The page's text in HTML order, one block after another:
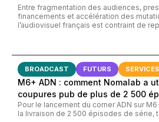
Entre fragmentation des audiences,
financements et accélération des
l’audiovisuel français est contraint de
BROADCAST FUTURS SERVICES
M6+ ADN : comment Nomalab a
coupures pub de plus de 2 500
Pour le lancement du corner ADN sur
la livraison de 2 500 épisodes de série,